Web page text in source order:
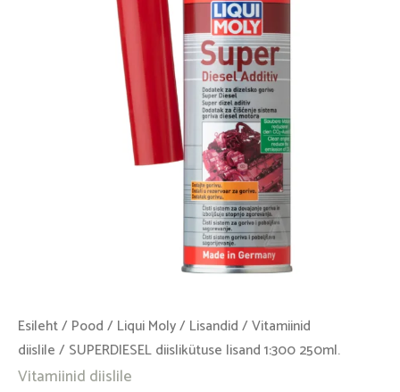
Esileht/ Pood / Liqui Moly/ Lisandid /Vitamiinid
diislile / SUPERDIESEL diislikütuse lisand 1:300 250ml.
Vitamiinid diislile